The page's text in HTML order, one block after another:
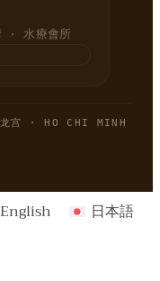
· 水療會所
宫 · HO CHI MINH
English
日本語